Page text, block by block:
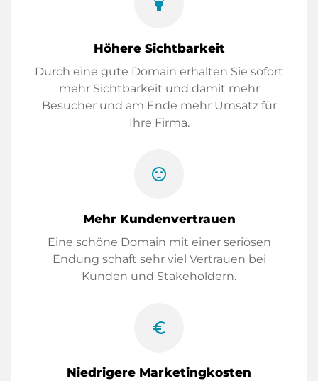
highlight
Höhere Sichtbarkeit
Durch eine gute Domain erhalten Sie sofort
mehr Sichtbarkeit und damit mehr
Besucher und am Ende mehr Umsatz für
Ihre Firma.
sentiment_satisfied
Mehr Kundenvertrauen
Eine schöne Domain mit einer seriösen
Endung schaft sehr viel Vertrauen bei
Kunden und Stakeholdern.
euro_symbol
Niedrigere Marketingkosten